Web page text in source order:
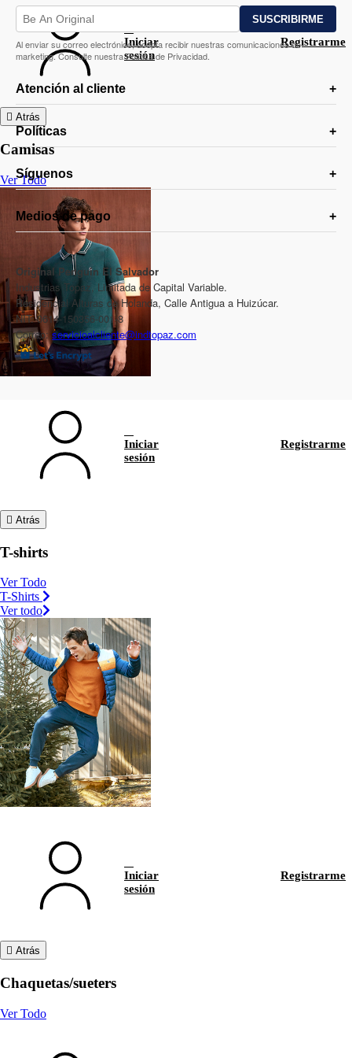
Iniciar
sesión
Registrarme
Atrás
Camisas
Ver Todo
Iniciar
sesión
Registrarme
Atrás
T-shirts
Ver Todo
T-Shirts
Ver todo
Iniciar
sesión
Registrarme
Atrás
Chaquetas/sueters
Ver Todo
Al enviar su correo electrónico, acepta recibir nuestras comunicaciones de
marketing. Consulte nuestra Política de Privacidad.
Atención al cliente
Políticas
Síguenos
Medios de pago
Original Penguin El Salvador
Industrias Topaz, Limitada de Capital Variable.
Residencial Alturas de Holanda, Calle Antigua a Huizúcar.
NIT: 0614-150356-001-8
Correo: servicioalcliente@indtopaz.com